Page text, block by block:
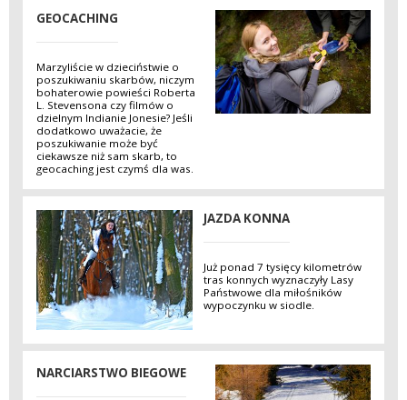
GEOCACHING
Marzyliście w dzieciństwie o
poszukiwaniu skarbów, niczym
bohaterowie powieści Roberta
L. Stevensona czy filmów o
dzielnym Indianie Jonesie? Jeśli
dodatkowo uważacie, że
poszukiwanie może być
ciekawsze niż sam skarb, to
geocaching jest czymś dla was.
JAZDA KONNA
Już ponad 7 tysięcy kilometrów
tras konnych wyznaczyły Lasy
Państwowe dla miłośników
wypoczynku w siodle.
NARCIARSTWO BIEGOWE